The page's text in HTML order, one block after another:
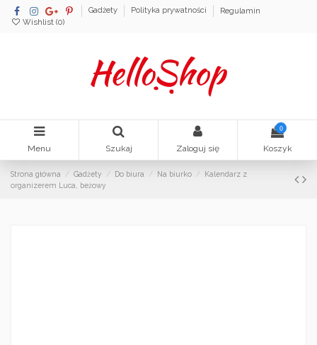
Gadżety Polityka prywatności
Regulamin
Wishlist (0)
Menu Szukaj Zaloguj się
0
Koszyk
Strona główna Gadżety Do biura Na biurko
Kalendarz z
organizerem Luca, beżowy